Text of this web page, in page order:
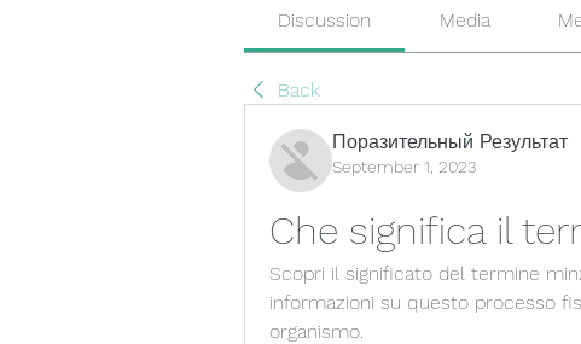
Discussion Media
Back
Поразительный Результат
September 1, 2023
Che significa il
Scopri il significato del termine
informazioni su questo processo
organismo.